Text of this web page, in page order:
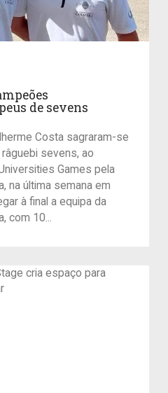
de sevens
Costa sagraram-se
sevens, ao
Games pela
na última semana em
à final a equipa da
com 10...